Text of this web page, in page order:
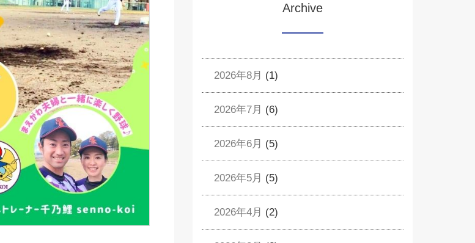
Archive
2026年8月 (1)
2026年7月 (6)
2026年6月 (5)
2026年5月 (5)
2026年4月 (2)